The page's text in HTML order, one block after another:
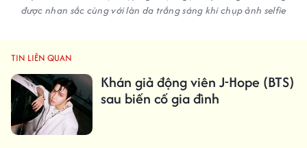
được nhan sắc cùng với làn da trắng sáng khi chụp ảnh selfie
TIN LIÊN QUAN
Khán giả động viên J-Hope (BTS)
sau biến cố gia đình